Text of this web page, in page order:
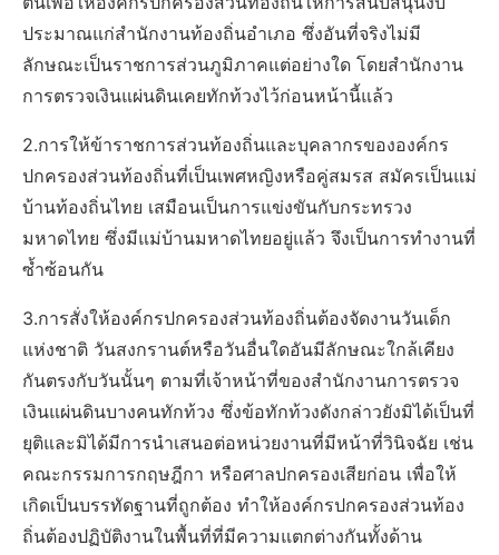
ประมาณแก่สำนักงานท้องถิ่นอำเภอ ซึ่งอันที่จริงไม่มี
ลักษณะเป็นราชการส่วนภูมิภาคแต่อย่างใด โดยสำนักงาน
การตรวจเงินแผ่นดินเคยทักท้วงไว้ก่อนหน้านี้แล้ว
2.การให้ข้าราชการส่วนท้องถิ่นและบุคลากรขององค์กร
ปกครองส่วนท้องถิ่นที่เป็นเพศหญิงหรือคู่สมรส สมัครเป็นแม่
บ้านท้องถิ่นไทย เสมือนเป็นการแข่งขันกับกระทรวง
มหาดไทย ซึ่งมีแม่บ้านมหาดไทยอยู่แล้ว จึงเป็นการทำงานที่
ซ้ำซ้อนกัน
3.การสั่งให้องค์กรปกครองส่วนท้องถิ่นต้องจัดงานวันเด็ก
แห่งชาติ วันสงกรานต์หรือวันอื่นใดอันมีลักษณะใกล้เคียง
กันตรงกับวันนั้นๆ ตามที่เจ้าหน้าที่ของสำนักงานการตรวจ
เงินแผ่นดินบางคนทักท้วง ซึ่งข้อทักท้วงดังกล่าวยังมิได้เป็นที่
ยุติและมิได้มีการนำเสนอต่อหน่วยงานที่มีหน้าที่วินิจฉัย เช่น
คณะกรรมการกฤษฎีกา หรือศาลปกครองเสียก่อน เพื่อให้
เกิดเป็นบรรทัดฐานที่ถูกต้อง ทำให้องค์กรปกครองส่วนท้อง
ถิ่นต้องปฏิบัติงานในพื้นที่ที่มีความแตกต่างกันทั้งด้าน